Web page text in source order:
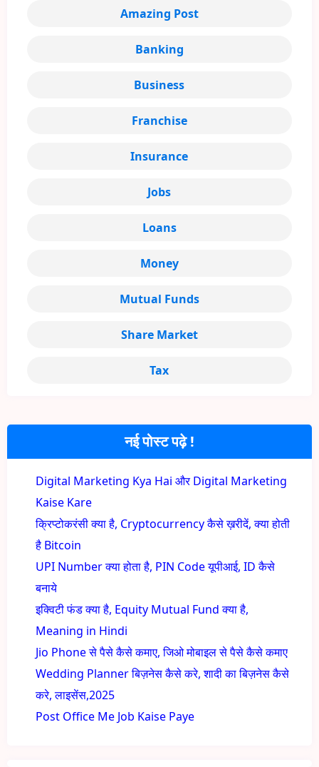
नई पोस्ट पढ़े !
Digital Marketing Kya Hai और Digital Marketing
Kaise Kare
क्रिप्टोकरंसी क्या है, Cryptocurrency कैसे ख़रीदें, क्या होती
है Bitcoin
UPI Number क्या होता है, PIN Code यूपीआई, ID कैसे
बनाये
इक्विटी फंड क्या है, Equity Mutual Fund क्या है,
Meaning in Hindi
Jio Phone से पैसे कैसे कमाए, जिओ मोबाइल से पैसे कैसे कमाए
Wedding Planner बिज़नेस कैसे करे, शादी का बिज़नेस कैसे
करे, लाइसेंस,2025
Post Office Me Job Kaise Paye
Amazing Post
Banking
Business
Franchise
Insurance
Jobs
Loans
Money
Mutual Funds
Share Market
Tax